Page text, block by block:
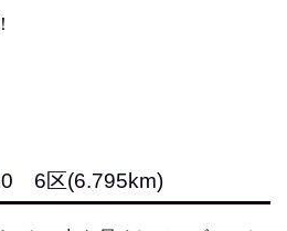
6区(6.795km)